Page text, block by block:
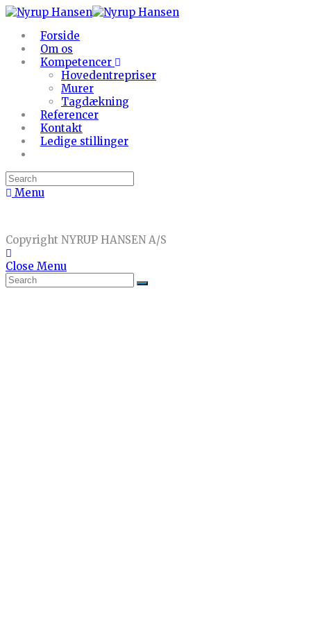
Forside
Om os
Kompetencer
Hovedentrepriser
Murer
Tagdækning
Referencer
Kontakt
Ledige stillinger
Menu
Copyright NYRUP HANSEN A/S
Close Menu